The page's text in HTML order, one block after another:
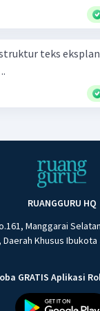
teks
RUANGGURU HQ
Manggarai
Daerah Khusus
GRATIS Aplikasi